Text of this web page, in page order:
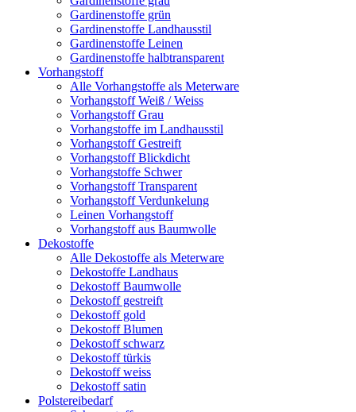
Gardinenstoffe grün
Gardinenstoffe Landhausstil
Gardinenstoffe Leinen
Gardinenstoffe halbtransparent
Vorhangstoff
Alle Vorhangstoffe als Meterware
Vorhangstoff Weiß / Weiss
Vorhangstoff Grau
Vorhangstoffe im Landhausstil
Vorhangstoff Gestreift
Vorhangstoff Blickdicht
Vorhangstoffe Schwer
Vorhangstoff Transparent
Vorhangstoff Verdunkelung
Leinen Vorhangstoff
Vorhangstoff aus Baumwolle
Dekostoffe
Alle Dekostoffe als Meterware
Dekostoffe Landhaus
Dekostoff Baumwolle
Dekostoff gestreift
Dekostoff gold
Dekostoff Blumen
Dekostoff schwarz
Dekostoff türkis
Dekostoff weiss
Dekostoff satin
Polstereibedarf